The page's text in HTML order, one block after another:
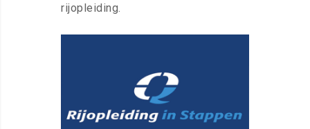
rijopleiding.